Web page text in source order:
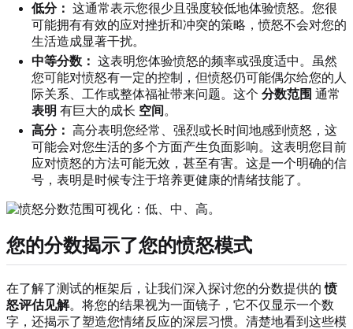
低分： 这通常表示您很少且强度较低地体验愤怒。您很
可能拥有有效的应对挫折和冲突的策略，愤怒不会对您的
生活造成显著干扰。
中等分数： 这表明您体验愤怒的频率或强度适中。虽然
您可能对愤怒有一定的控制，但愤怒仍可能偶尔给您的人
际关系、工作或整体福祉带来问题。这个 分数范围 通常
表明 有巨大的成长 空间 。
高分： 高分表明您经常、强烈或长时间地感到愤怒，这
可能会对您生活的多个方面产生负面影响。这表明您目前
应对愤怒的方法可能无效，甚至有害。这是一个明确的信
号，表明是时候专注于培养更健康的情绪技能了。
您的分数揭示了您的愤怒模式
在了解了测试的框架后，让我们深入探讨您的分数提供的愤
怒评估见解。将您的结果视为一面镜子，它不仅显示一个数
字，还揭示了塑造您情绪反应的深层习惯。清楚地看到这些模